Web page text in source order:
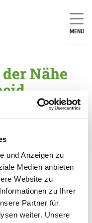
und Anzeigen zu
Medien anbieten
Website zu
zu Ihrer
Partner für
weiter. Unsere
MENU
Nähe
20 km gefunden
Details